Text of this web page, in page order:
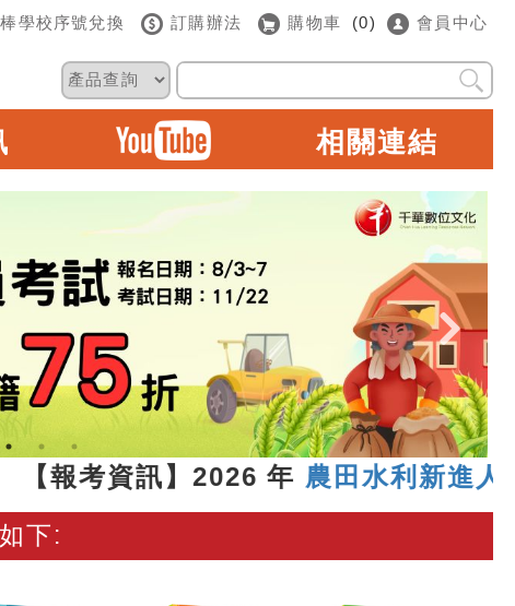
棒學校序號兌換 訂購辦法 購物車 (0) 會員中心
相關連結
訊】2026 年農田水利新進人員聯
下: